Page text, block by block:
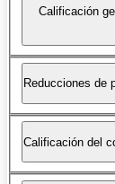
Calificación
Reducciones de
Calificación del